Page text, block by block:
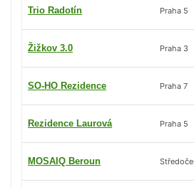
Trio Radotín Praha 5
Žižkov 3.0 Praha 3
SO-HO Rezidence Praha 7
Rezidence Laurová Praha 5
MOSAIQ Beroun